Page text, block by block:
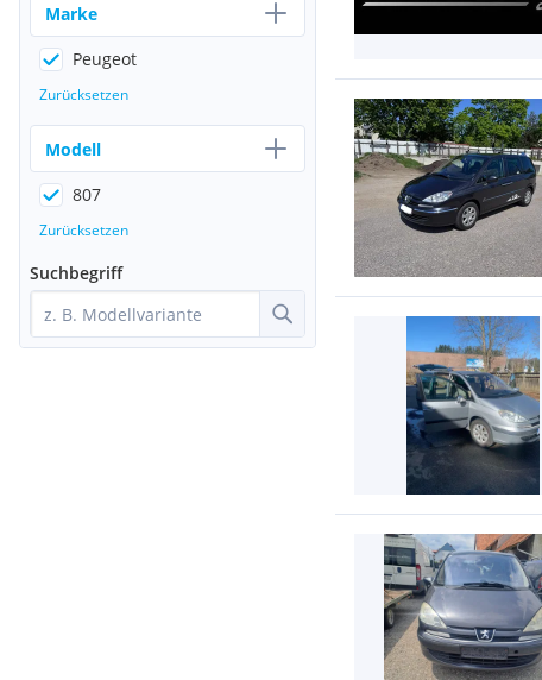
Marke
Peugeot
Zurücksetzen
Modell
807
Zurücksetzen
Suchbegriff